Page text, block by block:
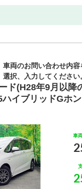
車両のお問い合わせ内容
選択、入力してください
ド(H28年9月以降
ハイブリッドGホ
車